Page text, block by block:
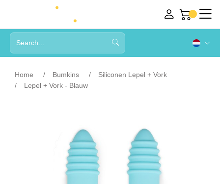
Home Bumkins
Siliconen Lepel + Vork
Lepel + Vork - Blauw